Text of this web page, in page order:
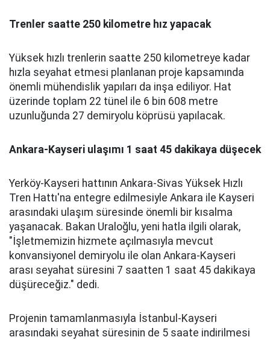
Trenler saatte 250 kilometre hız yapacak
Yüksek hızlı trenlerin saatte 250 kilometreye kadar
hızla seyahat etmesi planlanan proje kapsamında
önemli mühendislik yapıları da inşa ediliyor. Hat
üzerinde toplam 22 tünel ile 6 bin 608 metre
uzunluğunda 27 demiryolu köprüsü yapılacak.
Ankara-Kayseri ulaşımı 1 saat 45 dakikaya düşecek
Yerköy-Kayseri hattının Ankara-Sivas Yüksek Hızlı
Tren Hattı'na entegre edilmesiyle Ankara ile Kayseri
arasındaki ulaşım süresinde önemli bir kısalma
yaşanacak. Bakan Uraloğlu, yeni hatla ilgili olarak,
"İşletmemizin hizmete açılmasıyla mevcut
konvansiyonel demiryolu ile olan Ankara-Kayseri
arası seyahat süresini 7 saatten 1 saat 45 dakikaya
düşüreceğiz." dedi.
Projenin tamamlanmasıyla İstanbul-Kayseri
arasındaki seyahat süresinin de 5 saate indirilmesi